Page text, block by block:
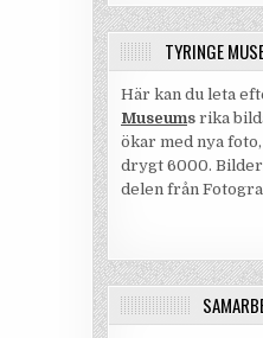
TYRINGE
Här kan du leta
Museums rika
ökar med nya
drygt 6000.
delen från